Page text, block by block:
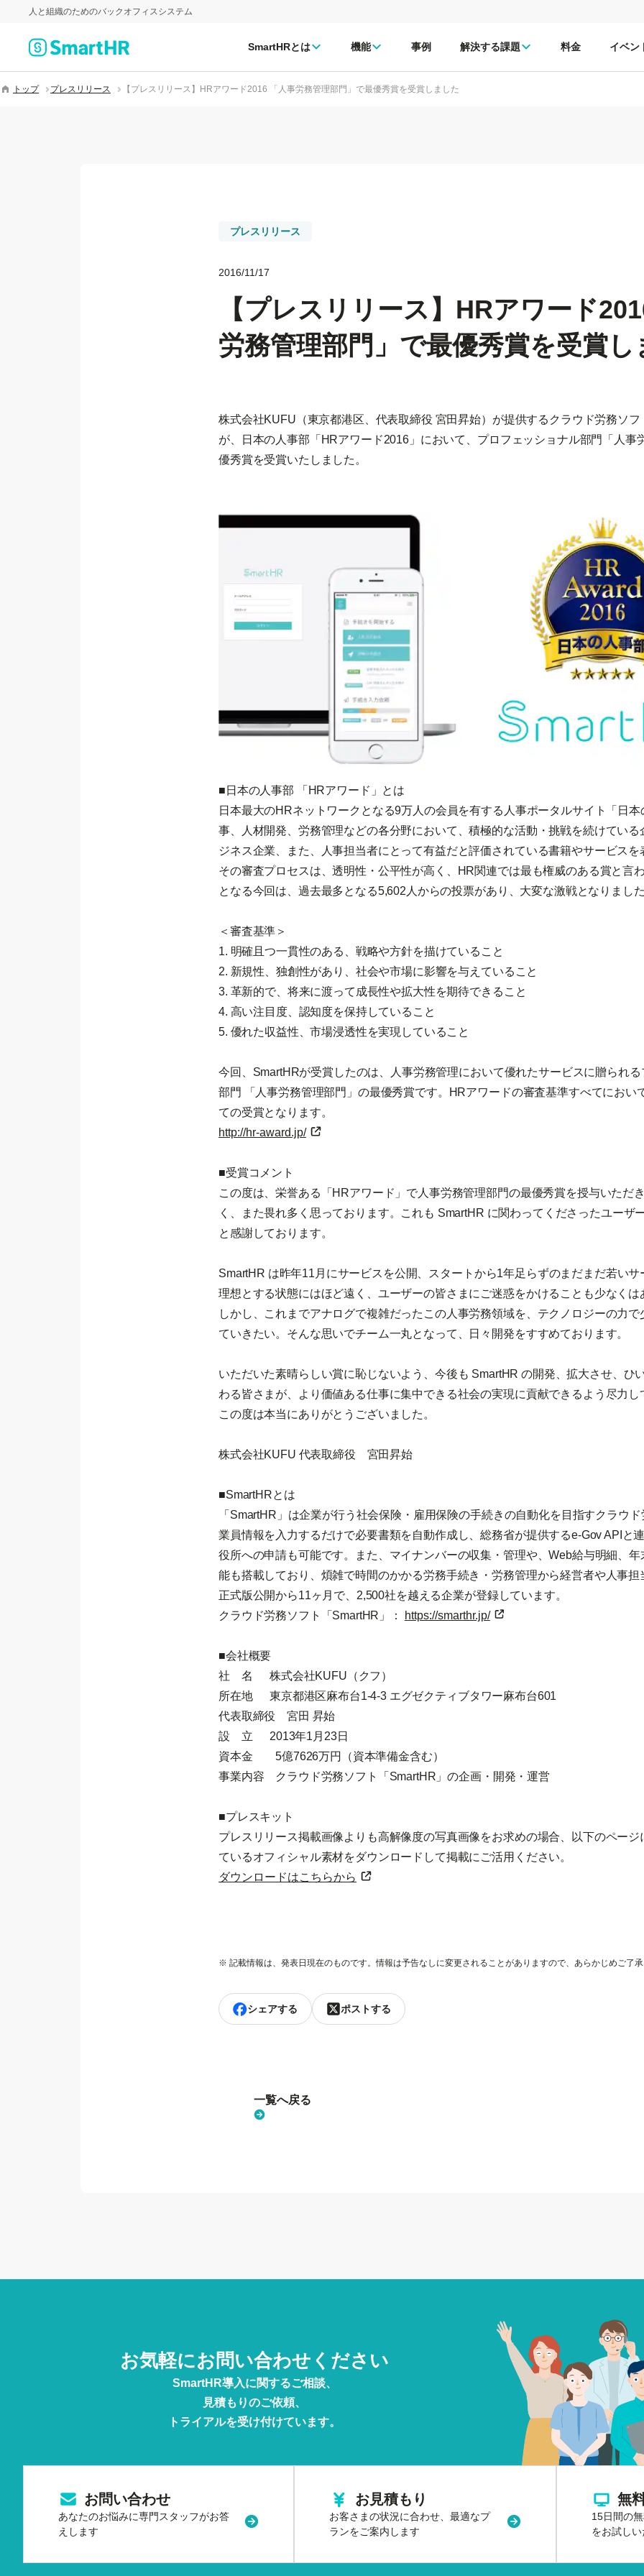
人と組織のためのバックオフィスシステム
SmartHRとは 機能 事例 解決する課題 料金 イベン
トップ プレスリリース 【プレスリリース】HRアワード2016 「人事労務管理部門」で最優秀賞を受賞しました
プレスリリース
2016/11/17
【プレスリリース】HRアワード
労務管理部門」で最優秀賞を受賞し
株式会社KUFU（東京都港区、代表取締役 宮田昇始）が提供するクラウド労務ソフ
が、日本の人事部「HRアワード2016」において、プロフェッショナル部門「人事
優秀賞を受賞いたしました。
■日本の人事部 「HRアワード」とは
日本最大のHRネットワークとなる9万人の会員を有する人事ポータルサイト「日本
事、人材開発、労務管理などの各分野において、積極的な活動・挑戦を続けてい
ジネス企業、また、人事担当者にとって有益だと評価されている書籍やサービスを
その審査プロセスは、透明性・公平性が高く、HR関連では最も権威のある賞と言
となる今回は、過去最多となる5,602人からの投票があり、大変な激戦となりました
＜審査基準＞
1. 明確且つ一貫性のある、戦略や方針を描けていること
2. 新規性、独創性があり、社会や市場に影響を与えていること
3. 革新的で、将来に渡って成長性や拡大性を期待できること
4. 高い注目度、認知度を保持していること
5. 優れた収益性、市場浸透性を実現していること
今回、SmartHRが受賞したのは、人事労務管理において優れたサービスに贈られ
部門 「人事労務管理部門」の最優秀賞です。HRアワードの審査基準すべてにおい
ての受賞となります。
http://hr-award.jp/
■受賞コメント
この度は、栄誉ある「HRアワード」で人事労務管理部門の最優秀賞を授与いただ
く、また畏れ多く思っております。これも SmartHR に関わってくださったユーザ
と感謝しております。
SmartHR は昨年11月にサービスを公開、スタートから1年足らずのまだまだ若いサ
理想とする状態にはほど遠く、ユーザーの皆さまにご迷惑をかけることも少なくは
しかし、これまでアナログで複雑だったこの人事労務領域を、テクノロジーの力で
ていきたい。そんな思いでチーム一丸となって、日々開発をすすめております。
いただいた素晴らしい賞に恥じないよう、今後も SmartHR の開発、拡大させ、ひ
わる皆さまが、より価値ある仕事に集中できる社会の実現に貢献できるよう尽力し
この度は本当にありがとうございました。
株式会社KUFU 代表取締役 宮田昇始
■SmartHRとは
「SmartHR」は企業が行う社会保険・雇用保険の手続きの自動化を目指すクラウ
業員情報を入力するだけで必要書類を自動作成し、総務省が提供するe-Gov APIと
役所への申請も可能です。また、マイナンバーの収集・管理や、Web給与明細、
能も搭載しており、煩雑で時間のかかる労務手続き・労務管理から経営者や人事担
正式版公開から11ヶ月で、2,500社を越える企業が登録しています。
クラウド労務ソフト「SmartHR」：
https://smarthr.jp/
■会社概要
社 名 株式会社KUFU（クフ）
所在地 東京都港区麻布台1-4-3 エグゼクティブタワー麻布台601
代表取締役 宮田 昇始
設 立 2013年1月23日
資本金 5億7626万円（資本準備金含む）
事業内容 クラウド労務ソフト「SmartHR」の企画・開発・運営
■プレスキット
プレスリリース掲載画像よりも高解像度の写真画像をお求めの場合、以下のペー
ているオフィシャル素材をダウンロードして掲載にご活用ください。
ダウンロードはこちらから
※ 記載情報は、発表日現在のものです。情報は予告なしに変更されることがありますので、あらかじめご了承
シェアする ポストする
一覧へ戻る
お気軽にお問い合わせください
SmartHR導入に関するご相談、
見積もりのご依頼、
トライアルを受け付けています。
お問い合わせ
あなたのお悩みに専門スタッフがお答
えします
新規タブまたはウィンドウで開く
お見積もり
お客さまの状況に合わせ、 最適なプ
ランをご案内します
新規タブまたはウィンド
無
15日間の
をお試し